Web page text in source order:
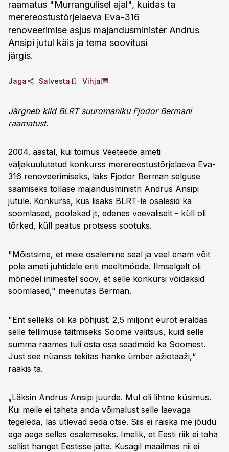
raamatus "Murrangulisel ajal", kuidas ta
merereostustõrjelaeva Eva-316
renoveerimise asjus majandusminister Andrus
Ansipi jutul käis ja tema soovitusi
järgis.
Jaga Salvesta Vihja
Järgneb kild BLRT suuromaniku Fjodor Bermani
raamatust.
2004. aastal, kui toimus Veeteede ameti
väljakuulutatud konkurss merereostustõrjelaeva Eva-
316 renoveerimiseks, läks Fjodor Berman selguse
saamiseks tollase majandusministri Andrus Ansipi
jutule. Konkurss, kus lisaks BLRT-le osalesid ka
soomlased, poolakad jt, edenes vaevaliselt - küll oli
tõrked, küll peatus protsess sootuks.
"Mõistsime, et meie osalemine seal ja veel enam võit
pole ameti juhtidele eriti meeltmööda. Ilmselgelt oli
mõnedel inimestel soov, et selle konkursi võidaksid
soomlased," meenutas Berman.
"Ent selleks oli ka põhjust. 2,5 miljonit eurot eraldas
selle tellimuse täitmiseks Soome valitsus, kuid selle
summa raames tuli osta osa seadmeid ka Soomest.
Just see nüanss tekitas hanke ümber ažiotaaži,“
rääkis ta.
„Läksin Andrus Ansipi juurde. Mul oli lihtne küsimus.
Kui meile ei taheta anda võimalust selle laevaga
tegeleda, las ütlevad seda otse. Siis ei raiska me jõudu
ega aega selles osalemiseks. Imelik, et Eesti riik ei taha
sellist hanget Eestisse jätta. Kusagil maailmas nii ei